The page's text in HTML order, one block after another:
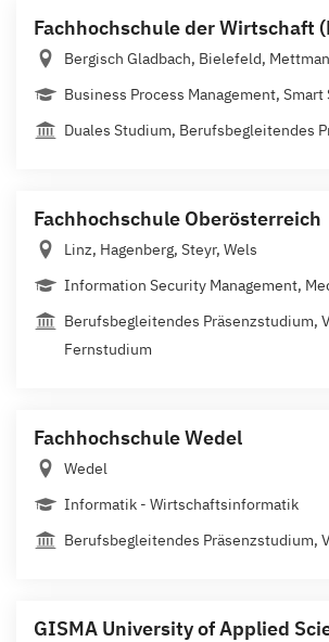
Fachhochschule der Wirtschaft
Bergisch Gladbach, Bielefeld,
Business Process Management, Smart
Duales Studium, Berufsbegleitendes
Fachhochschule Oberösterreich
Linz, Hagenberg, Steyr, Wels
Information Security Management,
Berufsbegleitendes Präsenzstudium,
Fernstudium
Fachhochschule Wedel
Wedel
Informatik - Wirtschaftsinformatik
Berufsbegleitendes Präsenzstudium,
GISMA University of Applied